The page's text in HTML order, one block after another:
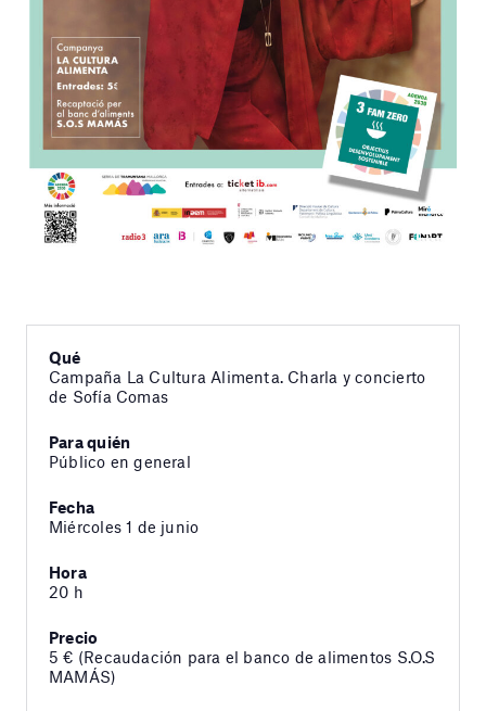
Qué
Campaña La Cultura Alimenta. Charla y concierto
de Sofía Comas
Para quién
Público en general
Fecha
Miércoles 1 de junio
Hora
20 h
Precio
5 € (Recaudación para el banco de alimentos S.O.S
MAMÁS)